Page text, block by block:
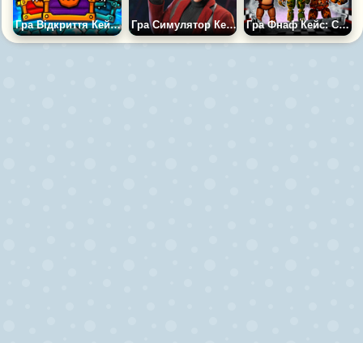
Гра Відкриття Кейсів: Геометрія Даш Гра Симулятор Кейсів Stand Box 2 Гра Фнаф Кейс: Симулятор